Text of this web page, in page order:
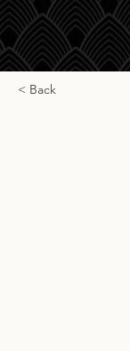
< Back